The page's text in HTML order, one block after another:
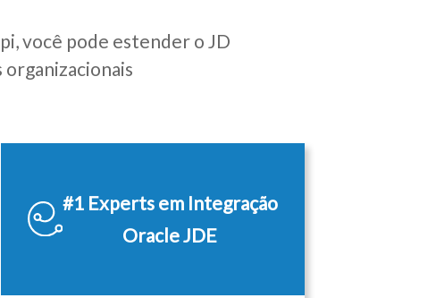
você pode estender o JD
#1 Experts em Integração
Oracle JDE